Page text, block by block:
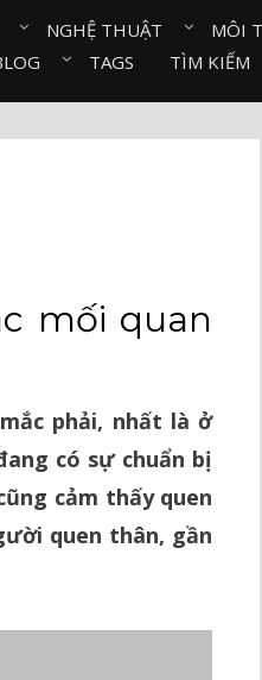
NGHỆ THUẬT⠀ MÔI
TAGS TÌM KIẾM
mối quan
phải, nhất là ở
có sự chuẩn bị
cảm thấy quen
quen thân, gần